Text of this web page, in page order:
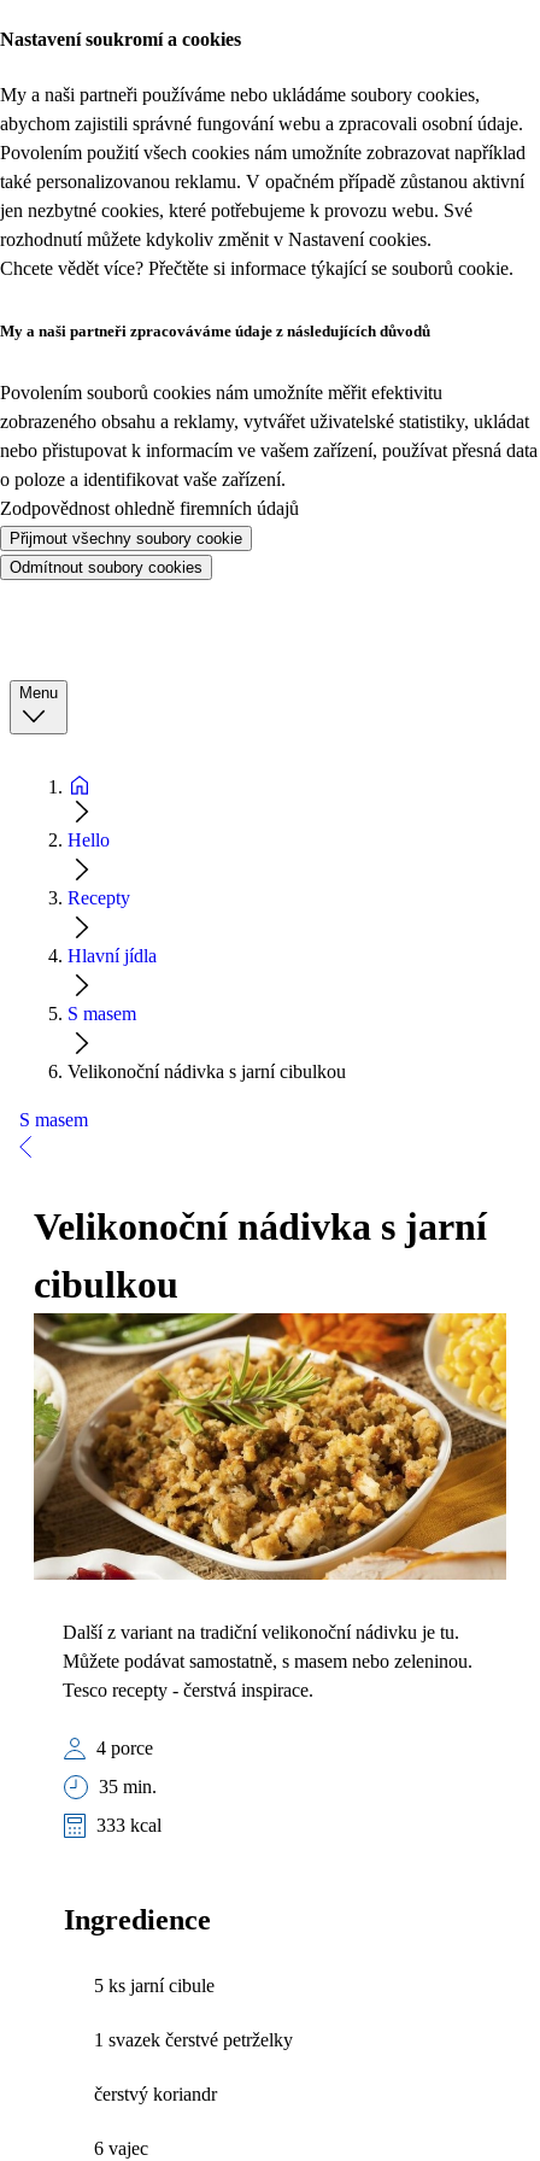
Nastavení soukromí a cookies
My a naši partneři používáme nebo ukládáme soubory cookies,
abychom zajistili správné fungování webu a zpracovali osobní údaje.
Povolením použití všech cookies nám umožníte zobrazovat například
také personalizovanou reklamu. V opačném případě zůstanou aktivní
jen nezbytné cookies, které potřebujeme k provozu webu. Své
rozhodnutí můžete kdykoliv změnit v Nastavení cookies.
Chcete vědět více? Přečtěte si informace týkající se souborů cookie.
My a naši partneři zpracováváme údaje z následujících důvodů
Povolením souborů cookies nám umožníte měřit efektivitu
zobrazeného obsahu a reklamy, vytvářet uživatelské statistiky, ukládat
nebo přistupovat k informacím ve vašem zařízení, používat přesná data
o poloze a identifikovat vaše zařízení.
Zodpovědnost ohledně firemních údajů
Přijmout všechny soubory cookie
Odmítnout soubory cookies
Menu
Hello
Recepty
Hlavní jídla
S masem
Velikonoční nádivka s jarní cibulkou
S masem
Velikonoční nádivka s jarní
cibulkou
Další z variant na tradiční velikonoční nádivku je tu.
Můžete podávat samostatně, s masem nebo zeleninou.
Tesco recepty - čerstvá inspirace.
4 porce
35 min.
333 kcal
Ingredience
5 ks jarní cibule
1 svazek čerstvé petrželky
čerstvý koriandr
6 vajec